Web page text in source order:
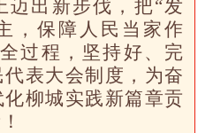
迈出新步伐，把“发
，保障人民当家作
过程，坚持好、完
表大会制度，为奋
柳城实践新篇章贡